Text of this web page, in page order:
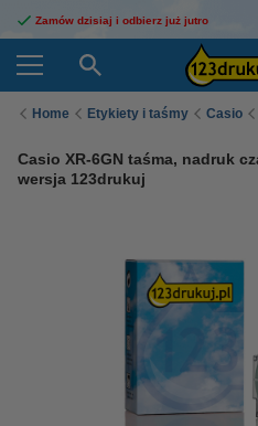
Zamów dzisiaj i odbierz już jutro
Home Etykiety i taśmy Casio
Casio XR-6GN taśma, nadruk
wersja 123drukuj